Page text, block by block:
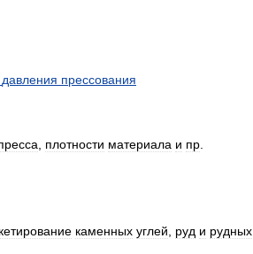
давления прессования
плотности материала и пр
каменных углей руд и рудных